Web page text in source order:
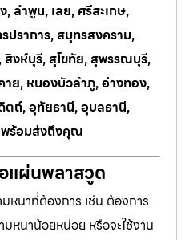
ลำพูน, เลย, ศรีสะเกษ,
ราการ, สมุทรสงคราม,
สิงห์บุรี, สุโขทัย, สุพรรณบุรี,
ย, หนองบัวลำภู, อ่างทอง,
ตถ์, อุทัยธานี, อุบลธานี,
พร้อมส่งถึงคุณ
แผ่นพลาสวูด
หนาที่ต้องการ เช่น ต้องการ
หนาน้อยหน่อย หรือจะใช้งาน